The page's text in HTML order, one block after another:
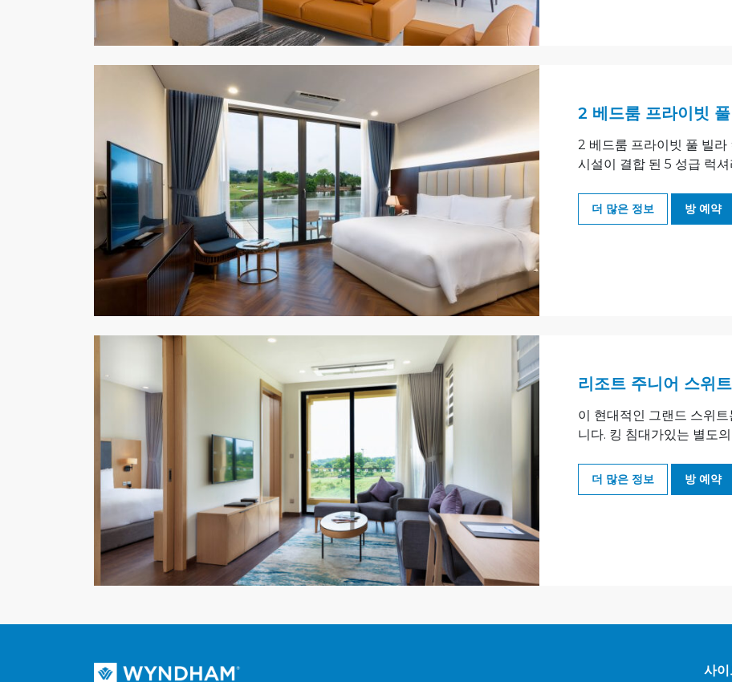
2 베드룸 프라이빗
2 베드룸 프라이빗 풀 빌라
시설이 결합 된 5 성급 럭
더 많은 정보 방 예약
리조트 주니어 스위트
이 현대적인 그랜드 스위
니다. 킹 침대가있는 별도
더 많은 정보 방 예약
사이